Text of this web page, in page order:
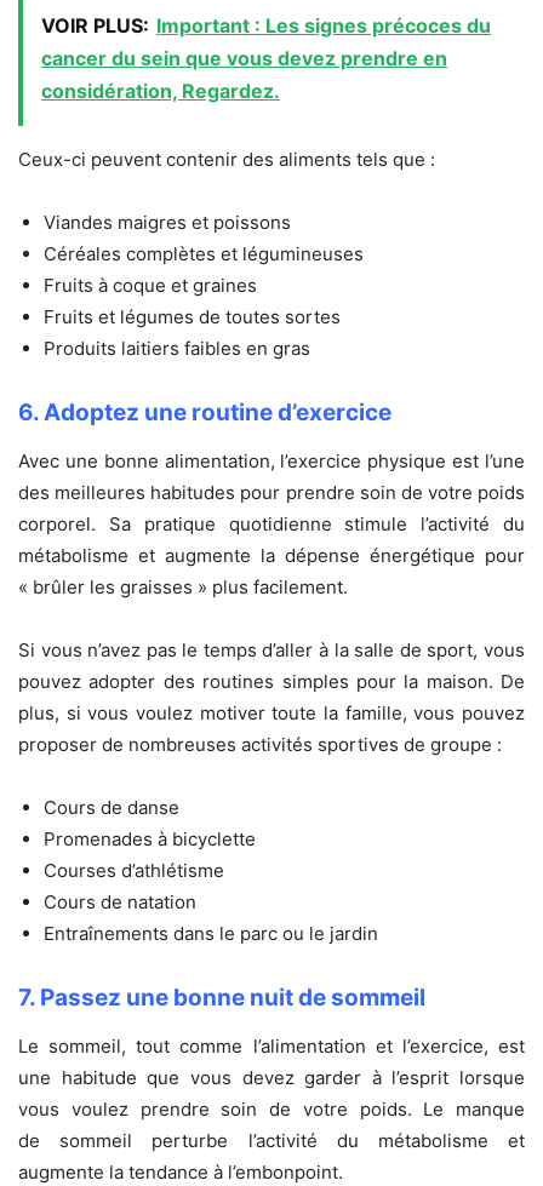
VOIR PLUS: Important : Les signes précoces du
cancer du sein que vous devez prendre en
considération, Regardez.
Ceux-ci peuvent contenir des aliments tels que :
Viandes maigres et poissons
Céréales complètes et légumineuses
Fruits à coque et graines
Fruits et légumes de toutes sortes
Produits laitiers faibles en gras
6. Adoptez une routine d’exercice
Avec une bonne alimentation, l’exercice physique est l’une
des meilleures habitudes pour prendre soin de votre poids
corporel. Sa pratique quotidienne stimule l’activité du
métabolisme et augmente la dépense énergétique pour
« brûler les graisses » plus facilement.
Si vous n’avez pas le temps d’aller à la salle de sport, vous
pouvez adopter des routines simples pour la maison. De
plus, si vous voulez motiver toute la famille, vous pouvez
proposer de nombreuses activités sportives de groupe :
Cours de danse
Promenades à bicyclette
Courses d’athlétisme
Cours de natation
Entraînements dans le parc ou le jardin
7. Passez une bonne nuit de sommeil
Le sommeil, tout comme l’alimentation et l’exercice, est
une habitude que vous devez garder à l’esprit lorsque
vous voulez prendre soin de votre poids. Le manque
de sommeil perturbe l’activité du métabolisme et
augmente la tendance à l’embonpoint.